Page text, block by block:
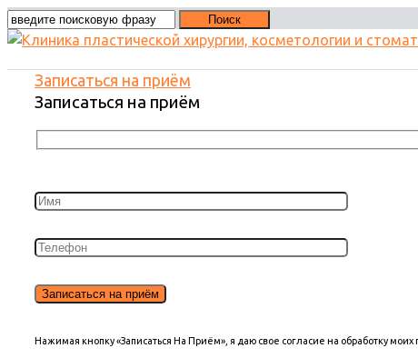
Записаться на приём
Записаться на приём
Нажимая кнопку «Записаться На Приём», я даю свое согласие на обработку